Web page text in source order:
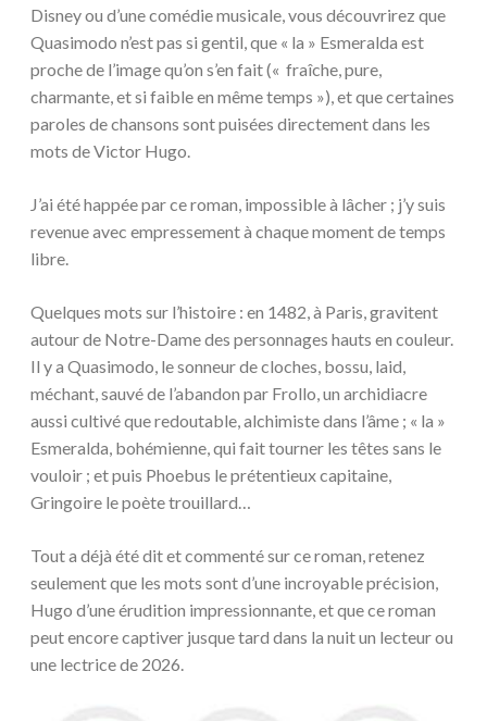
Disney ou d’une comédie musicale, vous découvrirez que
Quasimodo n’est pas si gentil, que « la » Esmeralda est
proche de l’image qu’on s’en fait (« fraîche, pure,
charmante, et si faible en même temps »), et que certaines
paroles de chansons sont puisées directement dans les
mots de Victor Hugo.
J’ai été happée par ce roman, impossible à lâcher ; j’y suis
revenue avec empressement à chaque moment de temps
libre.
Quelques mots sur l’histoire : en 1482, à Paris, gravitent
autour de Notre-Dame des personnages hauts en couleur.
Il y a Quasimodo, le sonneur de cloches, bossu, laid,
méchant, sauvé de l’abandon par Frollo, un archidiacre
aussi cultivé que redoutable, alchimiste dans l’âme ; « la »
Esmeralda, bohémienne, qui fait tourner les têtes sans le
vouloir ; et puis Phoebus le prétentieux capitaine,
Gringoire le poète trouillard…
Tout a déjà été dit et commenté sur ce roman, retenez
seulement que les mots sont d’une incroyable précision,
Hugo d’une érudition impressionnante, et que ce roman
peut encore captiver jusque tard dans la nuit un lecteur ou
une lectrice de 2026.